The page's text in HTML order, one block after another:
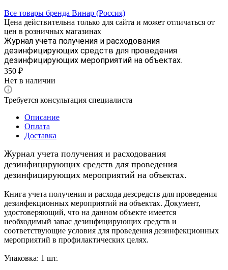
Все товары бренда Винар (Россия)
Цена действительна только для сайта и может отличаться от
цен в розничных магазинах
Журнал учета получения и расходования
дезинфицирующих средств для проведения
дезинфицирующих мероприятий на объектах.
350 ₽
Нет в наличии
Требуется консультация специалиста
Описание
Оплата
Доставка
Журнал учета получения и расходования
дезинфицирующих средств для проведения
дезинфицирующих мероприятий на объектах.
Книга учета получения и расхода дезсредств для проведения
дезинфекционных мероприятий на объектах. Документ,
удостоверяющий, что на данном объекте имеется
необходимый запас дезинфицирующих средств и
соответствующие условия для проведения дезинфекционных
мероприятий в профилактических целях.
Упаковка: 1 шт.